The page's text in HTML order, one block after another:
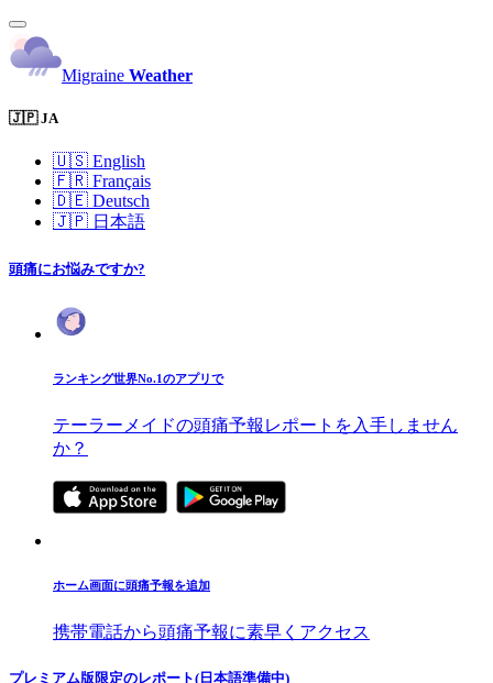
Migraine Weather
🇯🇵 JA
🇺🇸 English
🇫🇷 Français
🇩🇪 Deutsch
🇯🇵 日本語
頭痛にお悩みですか?
ランキング世界No.1のアプリで
テーラーメイドの頭痛予報レポートを入手しません
か？
ホーム画面に頭痛予報を追加
携帯電話から頭痛予報に素早くアクセス
プレミアム版限定のレポート(日本語準備中)